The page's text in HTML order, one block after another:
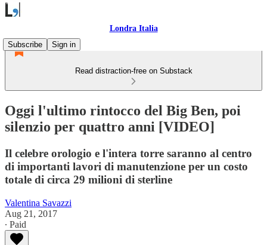
Londra Italia
Subscribe
Sign in
Read distraction-free on Substack
Oggi l'ultimo rintocco del Big Ben, poi
silenzio per quattro anni [VIDEO]
Il celebre orologio e l'intera torre saranno al centro
di importanti lavori di manutenzione per un costo
totale di circa 29 milioni di sterline
Valentina Savazzi
Aug 21, 2017
∙ Paid